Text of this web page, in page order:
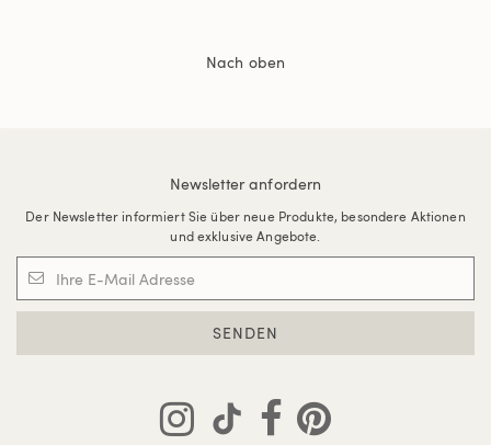
Nach oben
Newsletter anfordern
Der Newsletter informiert Sie über neue Produkte, besondere Aktionen
und exklusive Angebote.
SENDEN